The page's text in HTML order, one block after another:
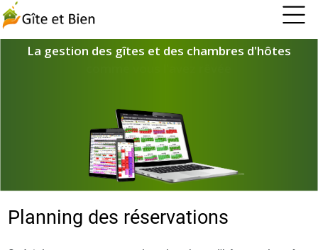
La gestion des gîtes et des chambres d'hôtes
Planning des réservations